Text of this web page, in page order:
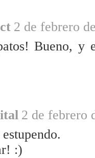
2 de febrero
Bueno, y
2 de febrero
:)